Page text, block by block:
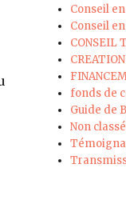
Conseil
Conseil
CONSEIL
fonds de
Guide de
Non classé